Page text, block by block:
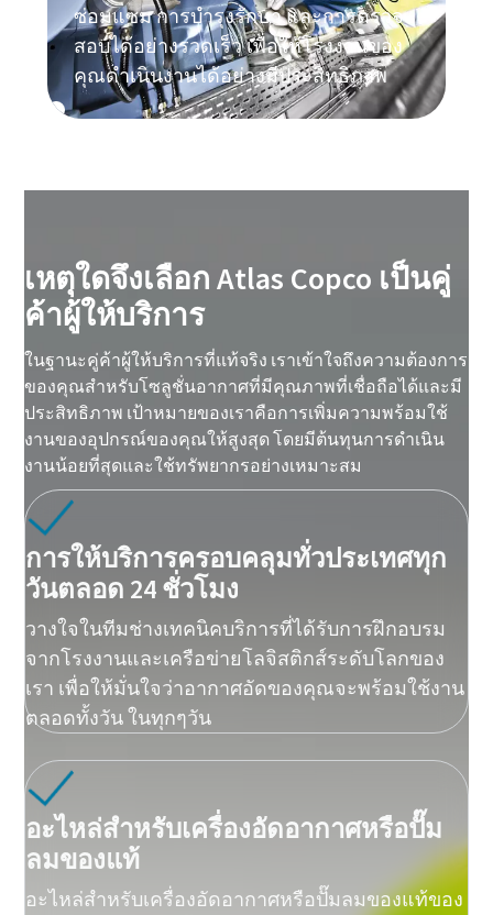
ซ่อมแซม การบำรุงรักษา และการตรวจ
สอบได้อย่างรวดเร็ว เพื่อให้โรงงานของ
คุณดำเนินงานได้อย่างมีประสิทธิภาพ
เหตุใดจึงเลือก Atlas Copco เป็นคู่
ค้าผู้ให้บริการ
ในฐานะคู่ค้าผู้ให้บริการที่แท้จริง เราเข้าใจถึงความต้องการ
ของคุณสำหรับโซลูชั่นอากาศที่มีคุณภาพที่เชื่อถือได้และมี
ประสิทธิภาพ เป้าหมายของเราคือการเพิ่มความพร้อมใช้
งานของอุปกรณ์ของคุณให้สูงสุด โดยมีต้นทุนการดำเนิน
งานน้อยที่สุดและใช้ทรัพยากรอย่างเหมาะสม
การให้บริการครอบคลุมทั่วประเทศทุก
วันตลอด 24 ชั่วโมง
วางใจในทีมช่างเทคนิคบริการที่ได้รับการฝึกอบรม
จากโรงงานและเครือข่ายโลจิสติกส์ระดับโลกของ
เรา เพื่อให้มั่นใจว่าอากาศอัดของคุณจะพร้อมใช้งาน
ตลอดทั้งวัน ในทุกๆวัน
อะไหล่สำหรับเครื่องอัดอากาศหรือปั๊ม
ลมของแท้
อะไหล่สำหรับเครื่องอัดอากาศหรือปั๊มลมของแท้ของ